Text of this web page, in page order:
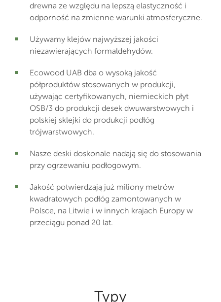
drewna ze względu na lepszą elastyczność i
odporność na zmienne warunki atmosferyczne.
Używamy klejów najwyższej jakości
niezawierających formaldehydów.
Ecowood UAB dba o wysoką jakość
półproduktów stosowanych w produkcji,
używając certyfikowanych, niemieckich płyt
OSB/3 do produkcji desek dwuwarstwowych i
polskiej sklejki do produkcji podłóg
trójwarstwowych.
Nasze deski doskonale nadają się do stosowania
przy ogrzewaniu podłogowym.
Jakość potwierdzają już miliony metrów
kwadratowych podłóg zamontowanych w
Polsce, na Litwie i w innych krajach Europy w
przeciągu ponad 20 lat.
Typy